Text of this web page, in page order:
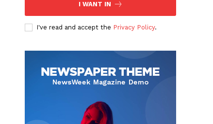
I WANT IN
I've read and accept the Privacy Policy.